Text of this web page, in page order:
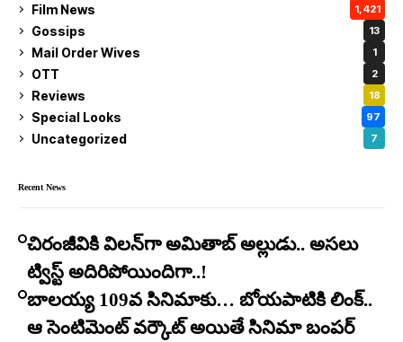
Film News 1,421
Gossips 13
Mail Order Wives 1
OTT 2
Reviews 18
Special Looks 97
Uncategorized 7
Recent News
చిరంజీవికి విలన్‌గా అమితాబ్ అల్లుడు.. అసలు
ట్విస్ట్ అదిరిపోయిందిగా..!
బాలయ్య 109వ సినిమాకు… బోయపాటికి లింక్..
ఆ సెంటిమెంట్ వర్కౌట్ అయితే సినిమా బంపర్